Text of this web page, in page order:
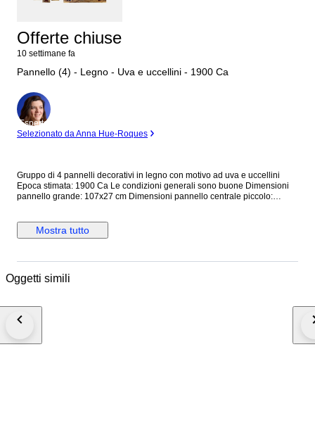
Offerte chiuse
10 settimane fa
Pannello (4) - Legno - Uva e uccellini - 1900 Ca
Esperto
Selezionato da Anna Hue-Roques
Gruppo di 4 pannelli decorativi in legno con motivo ad uva e uccellini
Epoca stimata: 1900 Ca Le condizioni generali sono buone Dimensioni
pannello grande: 107x27 cm Dimensioni pannello centrale piccolo:
Mostra tutto
Oggetti simili